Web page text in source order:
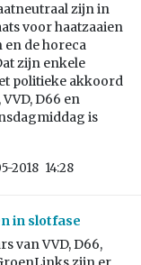
zijn in
voor haatzaaien
de horeca
zijn enkele
politieke akkoord
D66 en
is
2018 14:28
in slotfase
van VVD, D66,